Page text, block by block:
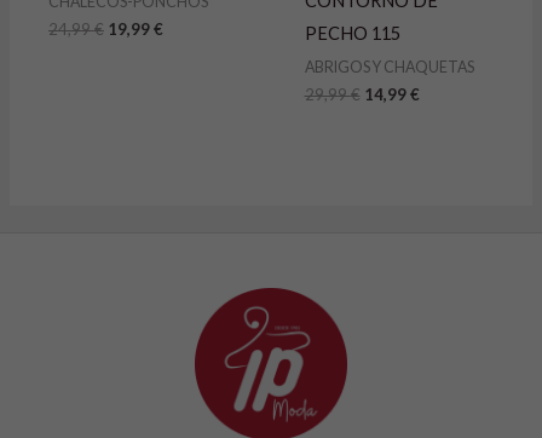
24,99€ 19,99€
PECHO 115
ABRIGOS Y CHAQUETAS
29,99€ 14,99€